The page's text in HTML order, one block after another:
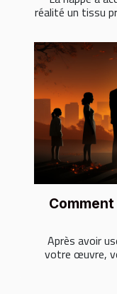
réalité un tissu
Après avoir
votre œuvre,